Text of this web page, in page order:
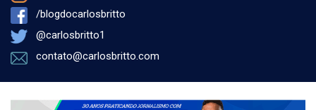
/blogdocarlosbritto
@carlosbritto1
contato@carlosbritto.com